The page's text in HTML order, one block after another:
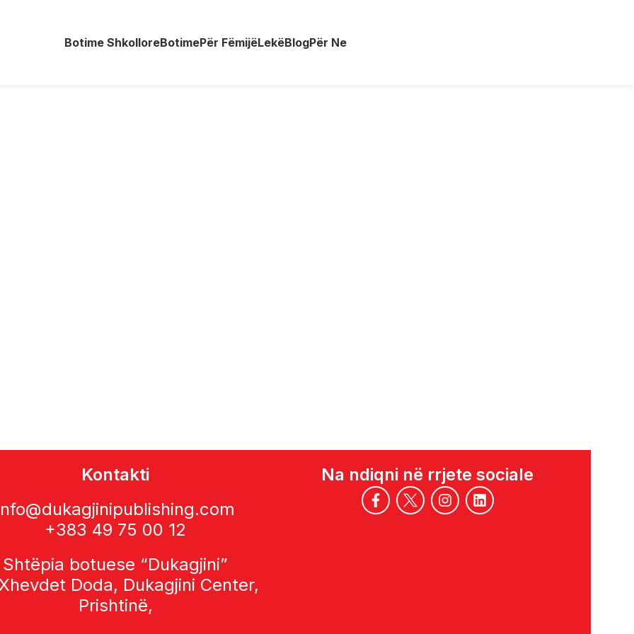
Botime ShkolloreBotimePër FëmijëLekëBlogPër Ne
Kontakti
+383 49 75 00 12
Shtëpia botuese “Dukagjini”
Doda, Dukagjini Center,
Prishtinë,
Na ndiqni në rrjete sociale